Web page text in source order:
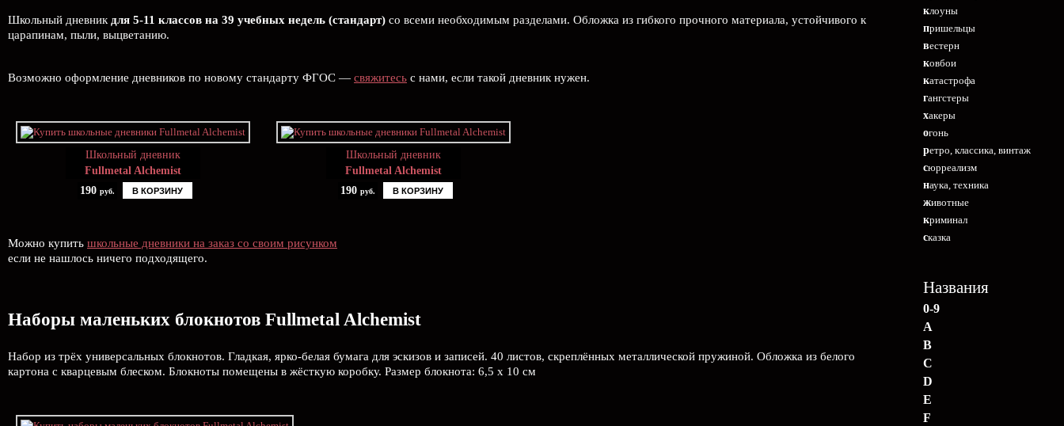
Школьный дневник для 5-11 классов на 39 учебных недель (стандарт) со всеми необходимым разделами. Обложка из гибкого прочного материала, устойчивого к
царапинам, пыли, выцветанию.
Возможно оформление дневников по новому стандарту ФГОС — свяжитесь с нами, если такой дневник нужен.
Школьный дневник
Fullmetal Alchemist
190 руб. В КОРЗИНУ
Школьный дневник
Fullmetal Alchemist
190 руб. В КОРЗИНУ
Можно купить школьные дневники на заказ со своим рисунком
если не нашлось ничего подходящего.
Наборы маленьких блокнотов Fullmetal Alchemist
Набор из трёх универсальных блокнотов. Гладкая, ярко-белая бумага для эскизов и записей. 40 листов, скреплённых металлической пружиной. Обложка из белого
картона с кварцевым блеском. Блокноты помещены в жёсткую коробку. Размер блокнота: 6,5 х 10 см
клоуны
пришельцы
вестерн
ковбои
катастрофа
гангстеры
хакеры
огонь
ретро, классика, винтаж
сюрреализм
наука, техника
животные
криминал
сказка
Названия
0-9
A
B
C
D
E
F